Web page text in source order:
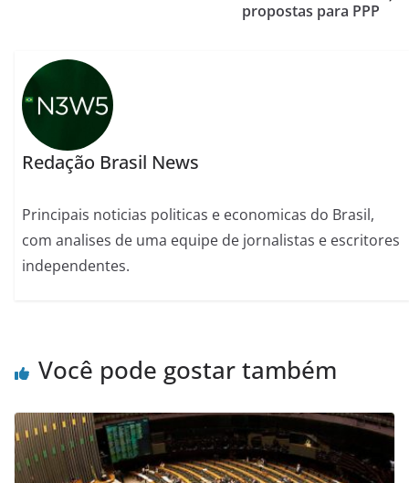
propostas para PPP
Redação Brasil News
Principais noticias politicas e economicas do Brasil,
com analises de uma equipe de jornalistas e escritores
independentes.
Você pode gostar também